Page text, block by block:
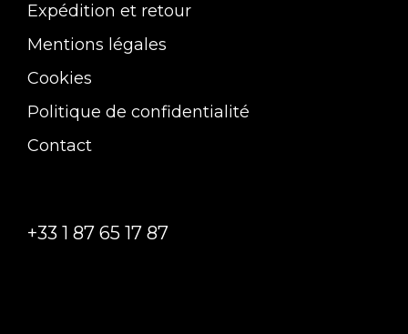
Expédition et retour
Mentions légales
Cookies
Politique de confidentialité
Contact
+33 1 87 65 17 87